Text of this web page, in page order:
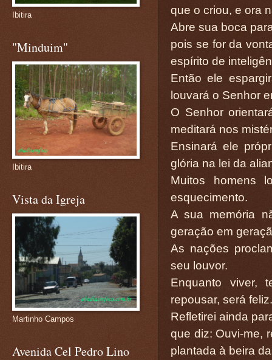
que o criou, e ora
Abre sua boca
pois se for da
espírito de
Então ele
louvará o Senhor
O Senhor
meditará nos
Ensinará ele
glória na lei da
Muitos homens
esquecimento.
A sua memória
geração em
As nações
seu louvor.
Enquanto viver,
repousar, será feliz.
Refletirei ainda
que diz: Ouvi-me,
plantada à beira
Ibitira
"Minduim"
Ibitira
Vista da Igreja
Martinho Campos
Avenida Cel Pedro Lino